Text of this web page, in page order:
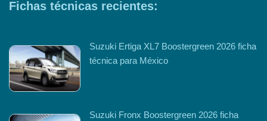
Fichas técnicas recientes:
Suzuki Ertiga XL7 Boostergreen 2026 ficha
técnica para México
Suzuki Fronx Boostergreen 2026 ficha